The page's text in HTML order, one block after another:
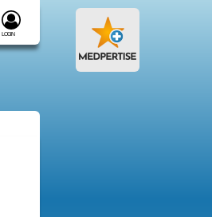
Login